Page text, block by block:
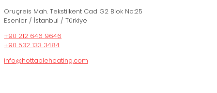
Oruçreis Mah. Tekstilkent Cad G2 Blok No:25
Esenler / İstanbul / Türkiye
+90 212 646 9646
+90 532 133 3484
info@hottableheating.com